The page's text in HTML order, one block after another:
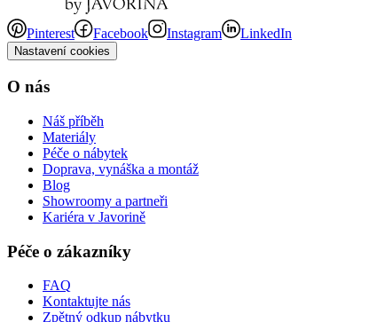
Pinterest Facebook Instagram LinkedIn
Nastavení cookies
O nás
Náš příběh
Materiály
Péče o nábytek
Doprava, vynáška a montáž
Blog
Showroomy a partneři
Kariéra v Javorině
Péče o zákazníky
FAQ
Kontaktujte nás
Zpětný odkup nábytku